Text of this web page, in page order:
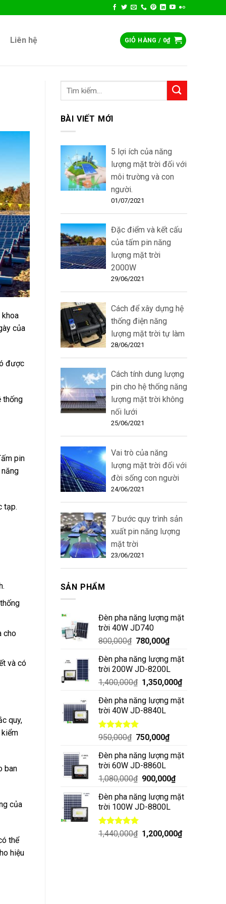
Liên hệ GIỎ HÀNG / 0₫
của
được
thống
pin
tạp.
cho
và có
quy,
ban
của
thể
hiệu
BÀI VIẾT MỚI
5 lợi ích của năng
lượng mặt trời đối với
môi trường và con
người.
01/07/2021
Đặc điểm và kết cấu
của tấm pin năng
lượng mặt trời
2000W
29/06/2021
Cách để xây dựng hệ
thống điện năng
lượng mặt trời tự làm
28/06/2021
Cách tính dung lượng
pin cho hệ thống năng
lượng mặt trời không
nối lưới
25/06/2021
Vai trò của năng
lượng mặt trời đối với
đời sống con người
24/06/2021
7 bước quy trình sản
xuất pin năng lượng
mặt trời
23/06/2021
SẢN PHẨM
Đèn pha năng lượng mặt
trời 40W JD740
800,000₫ 780,000₫
Đèn pha năng lượng mặt
trời 200W JD-8200L
1,400,000₫ 1,350,000₫
Đèn pha năng lượng mặt
trời 40W JD-8840L
Được xếp
5.00
5 sao
950,000₫ 750,000₫
Đèn pha năng lượng mặt
trời 60W JD-8860L
1,080,000₫ 900,000₫
Đèn pha năng lượng mặt
trời 100W JD-8800L
Được xếp
1,440,000₫ 1,200,000₫